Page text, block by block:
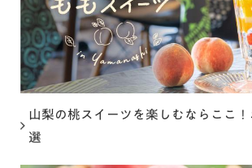
山梨の桃スイーツを楽しむならここ
選